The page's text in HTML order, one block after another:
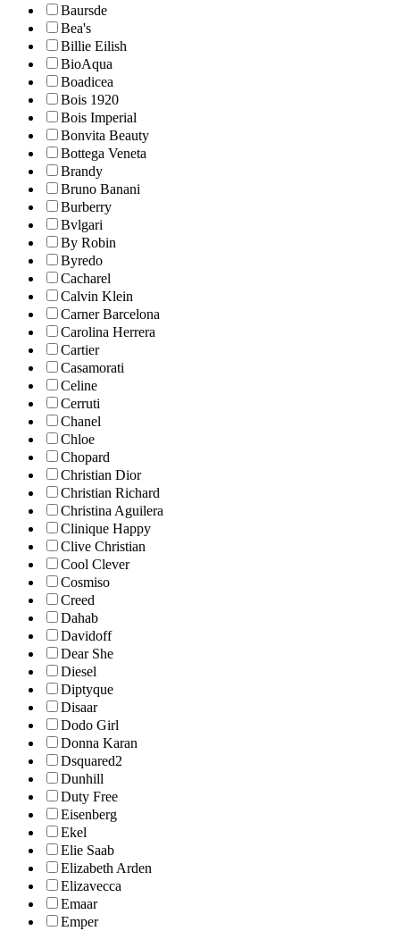
Baursde
Bea's
Billie Eilish
BioAqua
Boadicea
Bois 1920
Bois Imperial
Bonvita Beauty
Bottega Veneta
Brandy
Bruno Banani
Burberry
Bvlgari
By Robin
Byredo
Cacharel
Calvin Klein
Carner Barcelona
Carolina Herrera
Cartier
Casamorati
Celine
Cerruti
Chanel
Chloe
Chopard
Christian Dior
Christian Richard
Christina Aguilera
Clinique Happy
Clive Christian
Cool Clever
Cosmiso
Creed
Dahab
Davidoff
Dear She
Diesel
Diptyque
Disaar
Dodo Girl
Donna Karan
Dsquared2
Dunhill
Duty Free
Eisenberg
Ekel
Elie Saab
Elizabeth Arden
Elizavecca
Emaar
Emper